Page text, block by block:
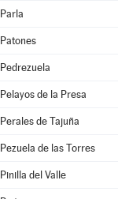
Parla
Patones
Pedrezuela
Pelayos de la Presa
Perales de Tajuña
Pezuela de las Torres
Pinilla del Valle